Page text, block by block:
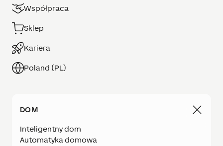
Współpraca
Sklep
Kariera
Poland (PL)
DOM
Inteligentny dom
Automatyka domowa